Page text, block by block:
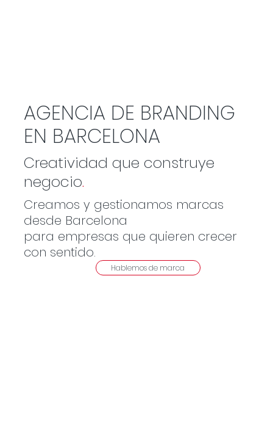
AGENCIA DE BRANDING
EN BARCELONA
Creatividad que construye
negocio.
Creamos y gestionamos marcas
desde Barcelona
para empresas que quieren crecer
con sentido.
Hablemos de marca